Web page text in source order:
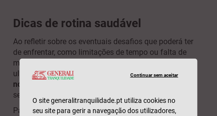
Dicas de rotina saudável
Ao refletir sobre os eventuais desafios que poderá ter
de enfrentar, como limitações de tempo ou falta de
motivação, defina estratégias para os
ultrapassar.Procure formas de integrar os seus
novos hábitos saudáveis na sua rotina
será muito mais fácil atingir o seu objetivo.
Para os que procuram aumentar a sua contagem de
Continuar sem aceitar
O site generalitranquilidade.pt utiliza cookies no
seu site para gerir a navegação dos utilizadores,